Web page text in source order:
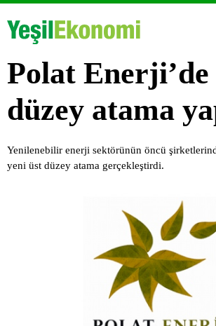
Polat Enerji’de
düzey atama
Yenilenebilir enerji sektörünün öncü
yeni üst düzey atama gerçekleştirdi.